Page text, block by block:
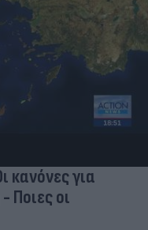
κανόνες για
Ποιες οι